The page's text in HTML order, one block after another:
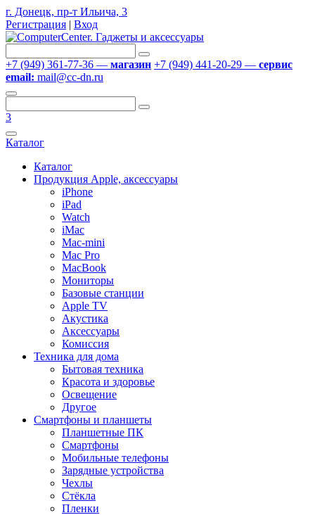
г. Донецк, пр-т Ильича, 3
Регистрация | Вход
+7 (949) 361-77-36 — магазин +7 (949) 441-20-29 — сервис
email: mail@cc-dn.ru
3
Каталог
Каталог
Продукция Apple, аксессуары
iPhone
iPad
Watch
iMac
Mac-mini
Mac Pro
MacBook
Мониторы
Базовые станции
Apple TV
Акустика
Аксессуары
Комиссия
Техника для дома
Бытовая техника
Красота и здоровье
Освещение
Другое
Смартфоны и планшеты
Планшетные ПК
Смартфоны
Мобильные телефоны
Зарядные устройства
Чехлы
Стёкла
Пленки